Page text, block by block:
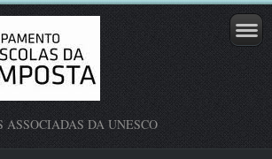
ASSOCIADAS DA UNESCO